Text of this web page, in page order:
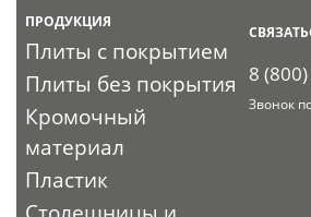
ПРОДУКЦИЯ
Плиты с покрытием
Плиты без покрытия
Кромочный
материал
Пластик
8
Звонок